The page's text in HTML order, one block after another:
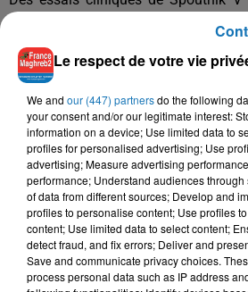
L’efficacité du vaccin Spoutnik V à
par l’analyse des données au
essais cliniques. L’efficacité du
cas graves d’infection à coronavirus
savoir plus surSpoutnik V
La rédaction avec medias locaux
Le respect de votre vie
We and our (447) partnersdo the following
your consent and/or our legitimate interest:
information on a device; Use limited data to
profiles for personalised advertising; Use
advertising; Measure advertising
performance; Understand audiences
of data from different sources; Develop and
profiles to personalise content; Use profiles
content; Use limited data to select content;
detect fraud, and fix errors; Deliver and
Save and communicate privacy choices.
process personal data such as IP address